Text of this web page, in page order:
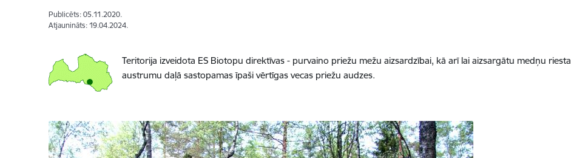
Publicēts: 05.11.2020.
Atjaunināts: 19.04.2024.
Teritorija izveidota ES Biotopu direktīvas - purvaino priežu mežu aizsardzībai, kā arī lai aizsargātu medņu
austrumu daļā sastopamas īpaši vērtīgas vecas priežu audzes.